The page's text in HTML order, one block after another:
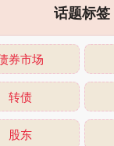
话题标签
券市场
转债
股东